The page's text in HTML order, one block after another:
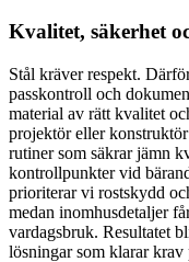
Kvalitet, säkerhet
Stål kräver respekt.
passkontroll och
material av rätt kvalitet
projektör eller
rutiner som säkrar jämn
kontrollpunkter vid
prioriterar vi rostskydd
medan inomhusdetaljer
vardagsbruk. Resultatet
lösningar som klarar krav